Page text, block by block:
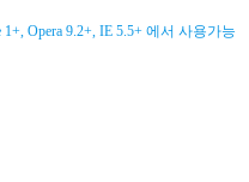
Opera 9.2+, IE 5.5+ 에서 사용가능